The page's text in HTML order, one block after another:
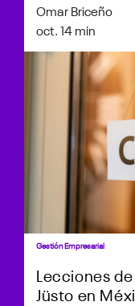
Omar Briceño
oct. 14 min
Gestión Empresarial
Lecciones
Jüsto en